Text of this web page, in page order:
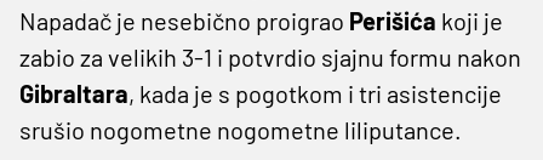
Napadač je nesebično proigrao Perišića koji je
zabio za velikih 3-1 i potvrdio sjajnu formu nakon
Gibraltara, kada je s pogotkom i tri asistencije
srušio nogometne nogometne liliputance.